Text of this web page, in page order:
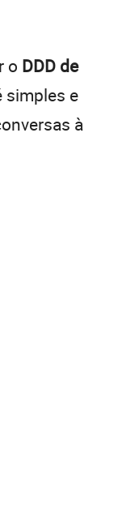
o DDD de
simples e
à